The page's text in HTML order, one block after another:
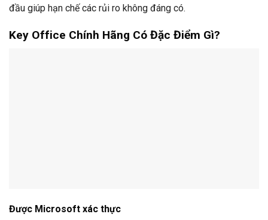
đầu giúp hạn chế các rủi ro không đáng có.
Key Office Chính Hãng Có Đặc Điểm Gì?
Được Microsoft xác thực